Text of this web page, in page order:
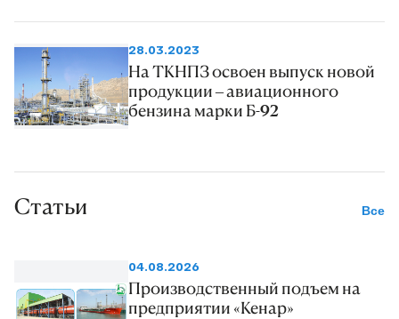
28.03.2023
На ТКНПЗ освоен выпуск новой
продукции – авиационного
бензина марки Б-92
Статьи Все
04.08.2026
Производственный подъем на
предприятии «Кенар»